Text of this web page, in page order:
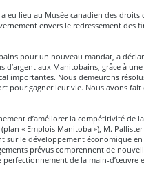
eu lieu au Musée canadien des
envers le redressement des
pour un nouveau mandat, a
aux Manitobains, grâce à
importantes. Nous demeurons
pour gagner leur vie. Nous avons fait
d’améliorer la compétitivité de
« Emplois Manitoba »), M.
sur le développement économique
prévus comprennent de
de la main-d’œuvre